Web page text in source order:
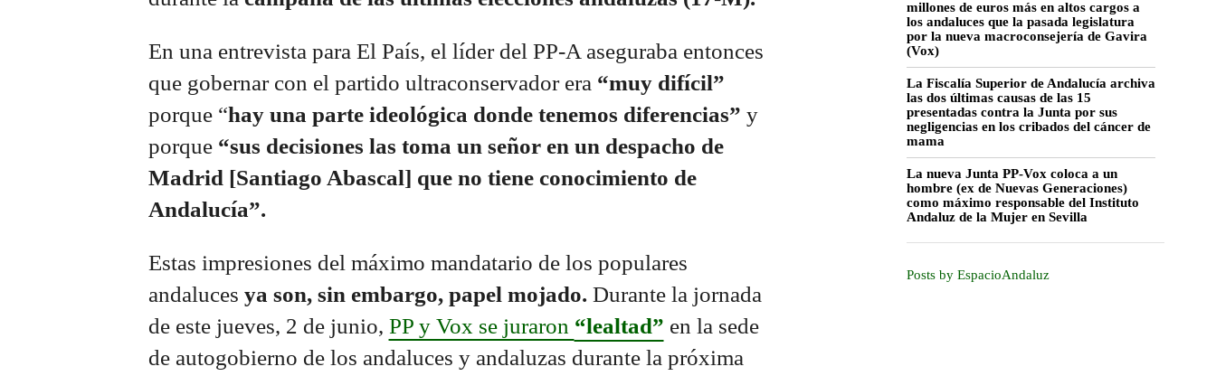
En una entrevista para El País, el líder del PP-A aseguraba entonces
que gobernar con el partido ultraconservador era “muy difícil”
porque “hay una parte ideológica donde tenemos diferencias” y
porque “sus decisiones las toma un señor en un despacho de
Madrid [Santiago Abascal] que no tiene conocimiento de
Andalucía”.
Estas impresiones del máximo mandatario de los populares
andaluces ya son, sin embargo, papel mojado. Durante la jornada
de este jueves, 2 de junio, PP y Vox se juraron “lealtad” en la sede
de autogobierno de los andaluces y andaluzas durante la próxima
millones de euros más en altos cargos a
los andaluces que la pasada legislatura
por la nueva macroconsejería de Gavira
(Vox)
La Fiscalía Superior de Andalucía archiva
las dos últimas causas de las 15
presentadas contra la Junta por sus
negligencias en los cribados del cáncer de
mama
La nueva Junta PP-Vox coloca a un
hombre (ex de Nuevas Generaciones)
como máximo responsable del Instituto
Andaluz de la Mujer en Sevilla
Posts by EspacioAndaluz